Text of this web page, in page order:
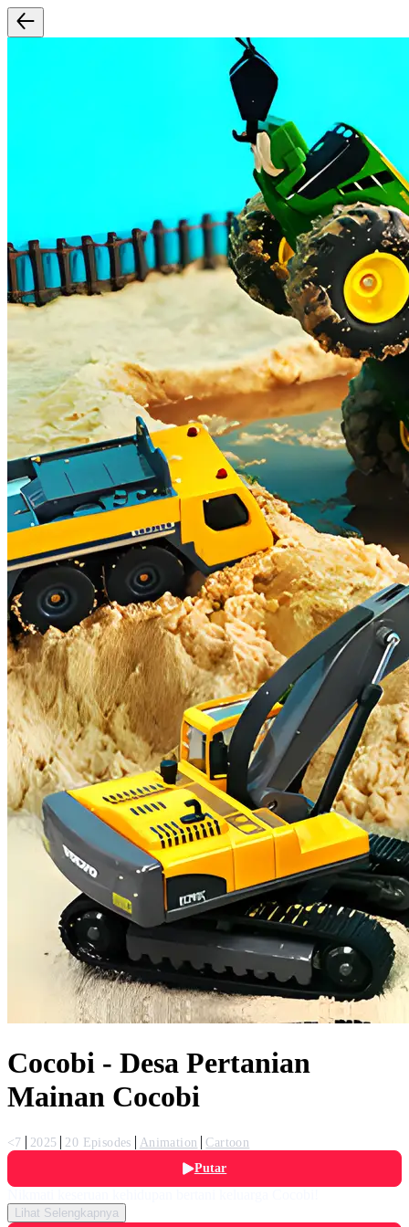
Cocobi - Desa Pertanian
Mainan Cocobi
<7 2025 20 Episodes Animation
Cartoon
Putar
Lihat Selengkapnya